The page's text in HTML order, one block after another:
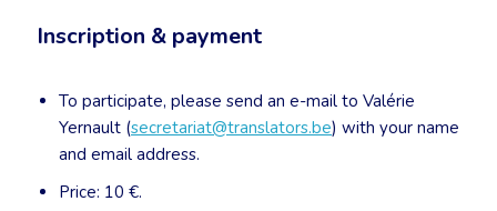
Inscription & payment
To participate, please send an e-mail to Valérie
Yernault (secretariat@translators.be) with your name
and email address.
Price: 10 €.